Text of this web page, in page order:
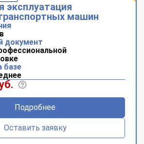
эксплуатация
машин
документ
базе
Подробнее
Оставить заявку